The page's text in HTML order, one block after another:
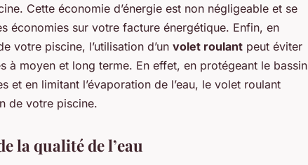
Cette économie d’énergie est non négligeable et se
économies sur votre facture énergétique. Enfin, en
votre piscine, l’utilisation d’un volet roulant peut éviter
à moyen et long terme. En effet, en protégeant le bassin
et en limitant l’évaporation de l’eau, le volet roulant
de votre piscine.
la qualité de l’eau